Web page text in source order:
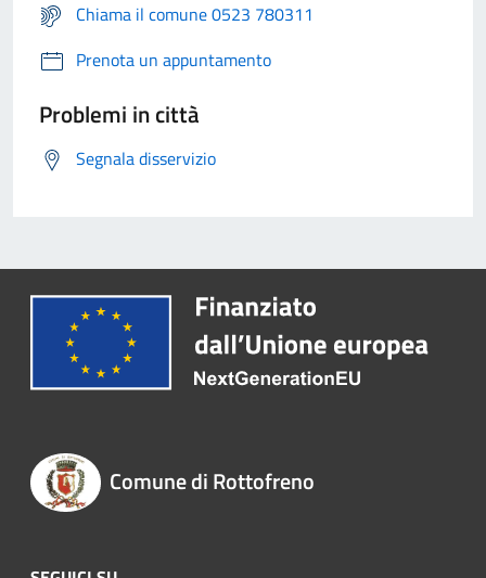
Chiama il comune 0523 780311
Prenota un appuntamento
Problemi in città
Segnala disservizio
Comune di Rottofreno